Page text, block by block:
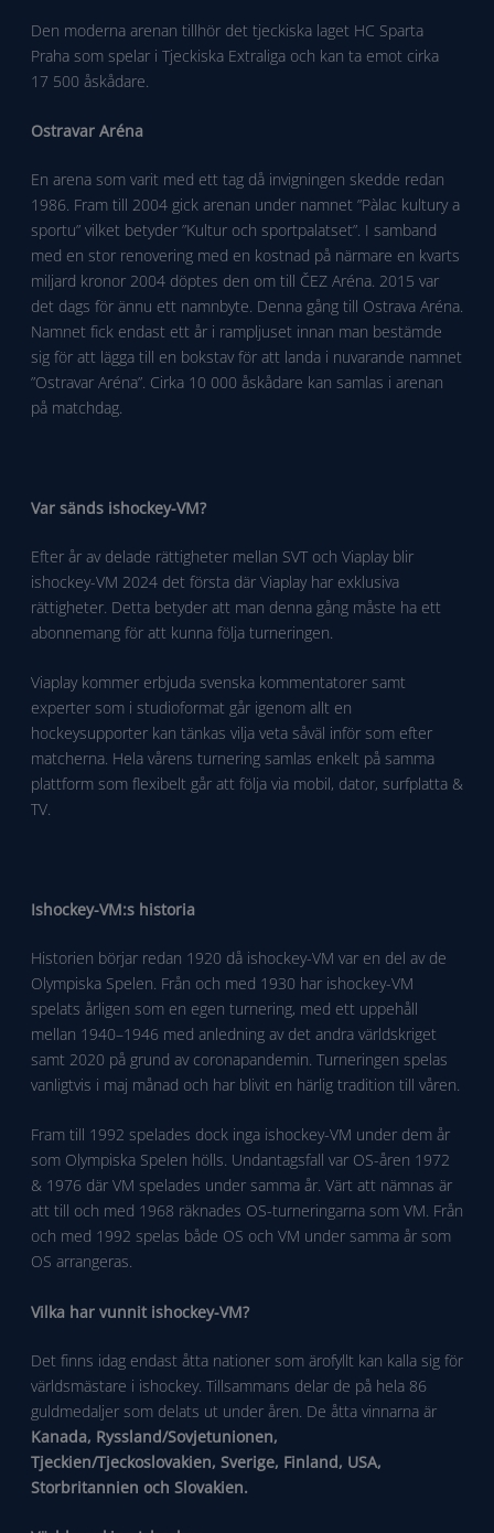
Den moderna arenan tillhör det tjeckiska laget HC Sparta
Praha som spelar i Tjeckiska Extraliga och kan ta emot cirka
17 500 åskådare.
Ostravar Aréna
En arena som varit med ett tag då invigningen skedde redan
1986. Fram till 2004 gick arenan under namnet ”Pàlac kultury a
sportu” vilket betyder ”Kultur och sportpalatset”. I samband
med en stor renovering med en kostnad på närmare en kvarts
miljard kronor 2004 döptes den om till ČEZ Aréna. 2015 var
det dags för ännu ett namnbyte. Denna gång till Ostrava Aréna.
Namnet fick endast ett år i rampljuset innan man bestämde
sig för att lägga till en bokstav för att landa i nuvarande namnet
”Ostravar Aréna”. Cirka 10 000 åskådare kan samlas i arenan
på matchdag.
Var sänds ishockey-VM?
Efter år av delade rättigheter mellan SVT och Viaplay blir
ishockey-VM 2024 det första där Viaplay har exklusiva
rättigheter. Detta betyder att man denna gång måste ha ett
abonnemang för att kunna följa turneringen.
Viaplay kommer erbjuda svenska kommentatorer samt
experter som i studioformat går igenom allt en
hockeysupporter kan tänkas vilja veta såväl inför som efter
matcherna. Hela vårens turnering samlas enkelt på samma
plattform som flexibelt går att följa via mobil, dator, surfplatta &
TV.
Ishockey-VM:s historia
Historien börjar redan 1920 då ishockey-VM var en del av de
Olympiska Spelen. Från och med 1930 har ishockey-VM
spelats årligen som en egen turnering, med ett uppehåll
mellan 1940–1946 med anledning av det andra världskriget
samt 2020 på grund av coronapandemin. Turneringen spelas
vanligtvis i maj månad och har blivit en härlig tradition till våren.
Fram till 1992 spelades dock inga ishockey-VM under dem år
som Olympiska Spelen hölls. Undantagsfall var OS-åren 1972
& 1976 där VM spelades under samma år. Värt att nämnas är
att till och med 1968 räknades OS-turneringarna som VM. Från
och med 1992 spelas både OS och VM under samma år som
OS arrangeras.
Vilka har vunnit ishockey-VM?
Det finns idag endast åtta nationer som ärofyllt kan kalla sig för
världsmästare i ishockey. Tillsammans delar de på hela 86
guldmedaljer som delats ut under åren. De åtta vinnarna är
Kanada, Ryssland/Sovjetunionen,
Tjeckien/Tjeckoslovakien, Sverige, Finland, USA,
Storbritannien och Slovakien.